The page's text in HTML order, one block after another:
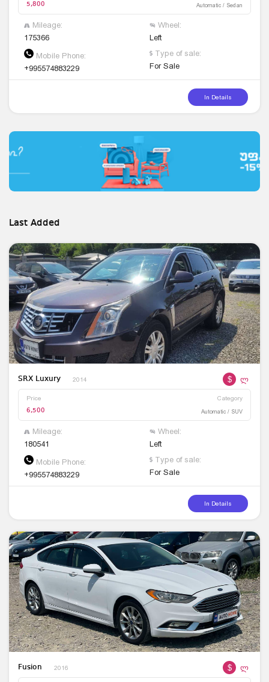
5,800 Automatic / Sedan
Mileage:
175366
Wheel:
Left
Mobile Phone:
+995574883229
Type of sale:
For Sale
In Details
Last Added
SRX Luxury 2014 $ ლ
Price Category
6,500 Automatic / SUV
Mileage:
180541
Wheel:
Left
Mobile Phone:
+995574883229
Type of sale:
For Sale
In Details
Fusion 2016 $ ლ